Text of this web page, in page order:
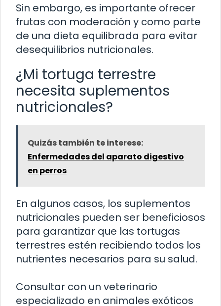
Sin embargo, es importante ofrecer
frutas con moderación y como parte
de una dieta equilibrada para evitar
desequilibrios nutricionales.
¿Mi tortuga terrestre
necesita suplementos
nutricionales?
Quizás también te interese:
Enfermedades del aparato digestivo
en perros
En algunos casos, los suplementos
nutricionales pueden ser beneficiosos
para garantizar que las tortugas
terrestres estén recibiendo todos los
nutrientes necesarios para su salud.
Consultar con un veterinario
especializado en animales exóticos